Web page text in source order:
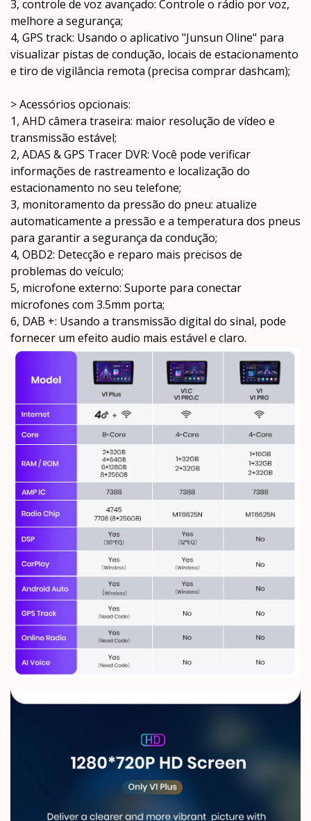
3, controle de voz avançado: Controle o rádio por voz,
melhore a segurança;
4, GPS track: Usando o aplicativo "Junsun Oline" para
visualizar pistas de condução, locais de estacionamento
e tiro de vigilância remota (precisa comprar dashcam);
> Acessórios opcionais:
1, AHD câmera traseira: maior resolução de vídeo e
transmissão estável;
2, ADAS & GPS Tracer DVR: Você pode verificar
informações de rastreamento e localização do
estacionamento no seu telefone;
3, monitoramento da pressão do pneu: atualize
automaticamente a pressão e a temperatura dos pneus
para garantir a segurança da condução;
4, OBD2: Detecção e reparo mais precisos de
problemas do veículo;
5, microfone externo: Suporte para conectar
microfones com 3.5mm porta;
6, DAB +: Usando a transmissão digital do sinal, pode
fornecer um efeito audio mais estável e claro.